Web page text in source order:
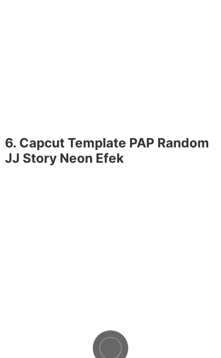
6. Capcut Template PAP Random
JJ Story Neon Efek